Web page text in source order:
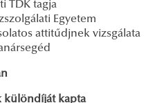
TDK tagja
Egyetem
attitűdjnek vizsgálata
különdíját kapta